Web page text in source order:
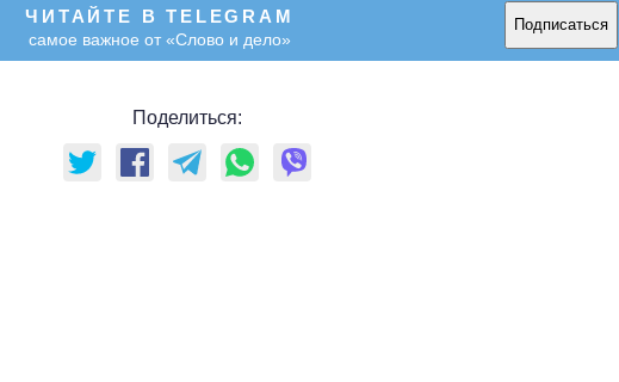
ЧИТАЙТЕ В TELEGRAM
самое важное от «Слово и дело»
Подписаться
Поделиться: